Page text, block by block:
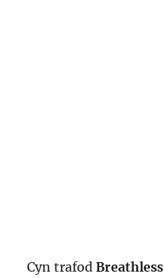
Cyn trafodBreathless